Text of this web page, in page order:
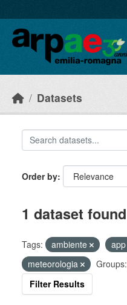
Datasets
Order by
1 dataset found
Tags: ambiente app
meteorologia
Groups:
Filter Results